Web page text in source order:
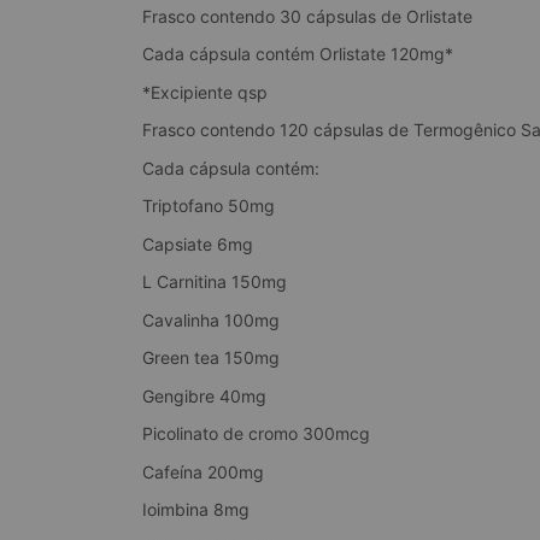
Frasco contendo 30 cápsulas de Orlistate
Cada cápsula contém Orlistate 120mg*
*Excipiente qsp
Frasco contendo 120 cápsulas de Termogênico
Cada cápsula contém:
Triptofano 50mg
Capsiate 6mg
L Carnitina 150mg
Cavalinha 100mg
Green tea 150mg
Gengibre 40mg
Picolinato de cromo 300mcg
Cafeína 200mg
Ioimbina 8mg